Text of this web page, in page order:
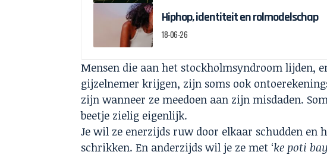
Hiphop, identiteit en rolmodelschap
18-06-26
Mensen die aan het stockholmsyndroom lijden,
gijzelnemer krijgen, zijn soms ook
zijn wanneer ze meedoen aan zijn misdaden.
beetje zielig eigenlijk.
Je wil ze enerzijds ruw door elkaar schudden
schrikken. En anderzijds wil je ze met ‘ke poti